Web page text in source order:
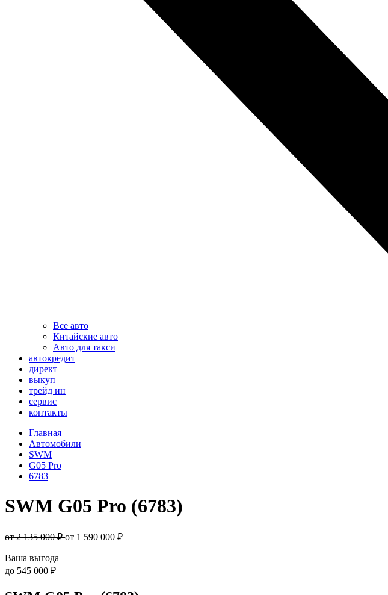
Все авто
Китайские авто
Авто для такси
автокредит
директ
выкуп
трейд ин
сервис
контакты
Главная
Автомобили
SWM
G05 Pro
6783
SWM G05 Pro (6783)
от 2 135 000 ₽от 1 590 000 ₽
Ваша выгода
до 545 000 ₽